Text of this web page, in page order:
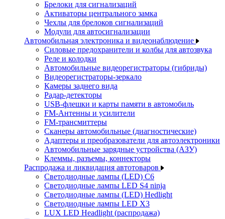
Брелоки для сигнализаций
Активаторы центрального замка
Чехлы для брелоков сигнализаций
Модули для автосигнализации
Автомобильная электроника и видеонаблюдение
Силовые предохранители и колбы для автозвука
Реле и колодки
Автомобильные видеорегистраторы (гибриды)
Видеорегистраторы-зеркало
Камеры заднего вида
Радар-детекторы
USB-флешки и карты памяти в автомобиль
FM-Антенны и усилители
FM-трансмиттеры
Сканеры автомобильные (диагностические)
Адаптеры и преобразователи для автоэлектроники
Автомобильные зарядные устройства (АЗУ)
Клеммы, разъемы, коннекторы
Распродажа и ликвидация автотоваров
Светодиодные лампы (LED) C6
Светодиодные лампы LED S4 ninja
Светодиодные лампы (LED) Hedlight
Светодиодные лампы LED X3
LUX LED Headlight (распродажа)